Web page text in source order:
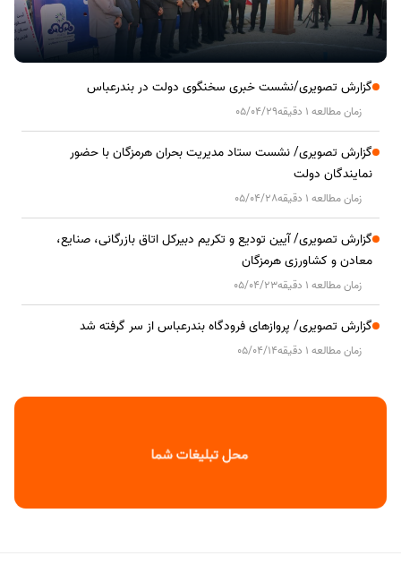
گزارش تصویری/نشست خبری سخنگوی دولت در بندرعباس
زمان مطالعه 1 دقیقه 05/04/29
گزارش تصویری/ نشست ستاد مدیریت بحران هرمزگان با حضور
نمایندگان دولت
زمان مطالعه 1 دقیقه 05/04/28
گزارش تصویری/ آیین تودیع و تکریم دبیرکل اتاق بازرگانی، صنایع،
معادن و کشاورزی هرمزگان
زمان مطالعه 1 دقیقه 05/04/23
گزارش تصویری/ پروازهای فرودگاه بندرعباس از سر گرفته شد
زمان مطالعه 1 دقیقه 05/04/14